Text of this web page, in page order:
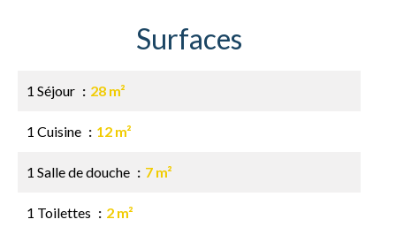
Surfaces
1 Séjour 28 m²
1 Cuisine 12 m²
1 Salle de douche 7 m²
1 Toilettes 2 m²